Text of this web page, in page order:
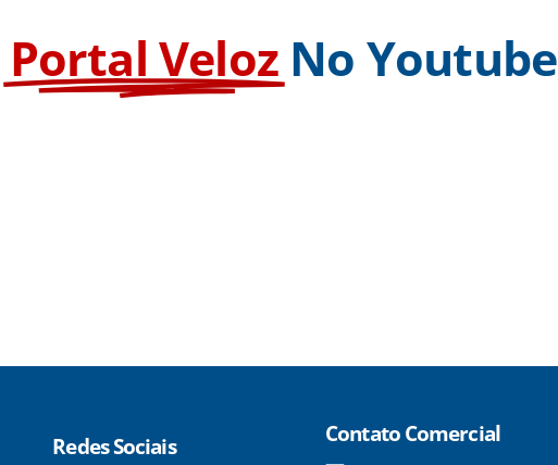
Portal Veloz No Youtube
Redes Sociais Contato Comercial